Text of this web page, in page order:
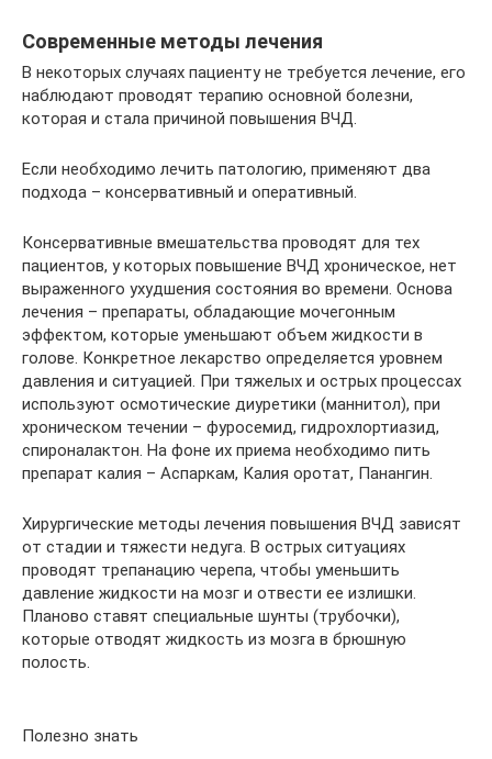
Современные методы лечения
В некоторых случаях пациенту не требуется лечение, его
наблюдают проводят терапию основной болезни,
которая и стала причиной повышения ВЧД.
Если необходимо лечить патологию, применяют два
подхода – консервативный и оперативный.
Консервативные вмешательства проводят для тех
пациентов, у которых повышение ВЧД хроническое, нет
выраженного ухудшения состояния во времени. Основа
лечения – препараты, обладающие мочегонным
эффектом, которые уменьшают объем жидкости в
голове. Конкретное лекарство определяется уровнем
давления и ситуацией. При тяжелых и острых процессах
используют осмотические диуретики (маннитол), при
хроническом течении – фуросемид, гидрохлортиазид,
спироналактон. На фоне их приема необходимо пить
препарат калия – Аспаркам, Калия оротат, Панангин.
Хирургические методы лечения повышения ВЧД зависят
от стадии и тяжести недуга. В острых ситуациях
проводят трепанацию черепа, чтобы уменьшить
давление жидкости на мозг и отвести ее излишки.
Планово ставят специальные шунты (трубочки),
которые отводят жидкость из мозга в брюшную
полость.
Полезно знать